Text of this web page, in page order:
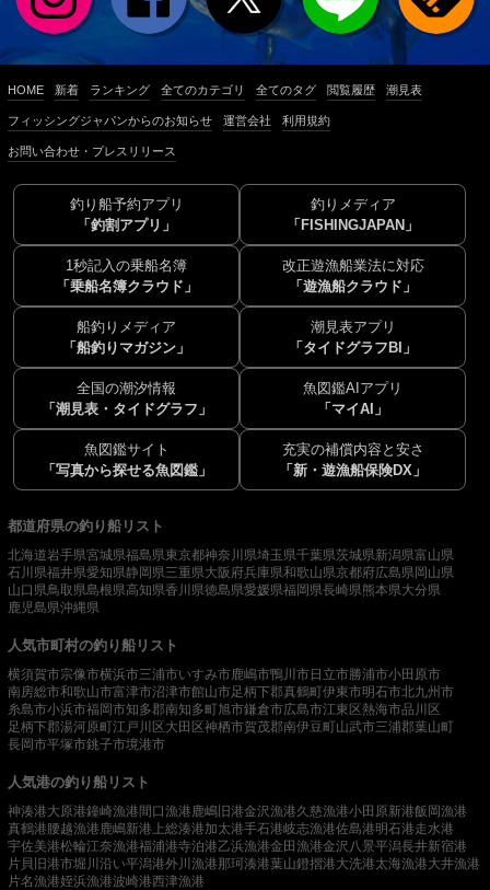
HOME 新着 ランキング 全てのカテゴリ 全てのタグ 閲覧履歴 潮見表
フィッシングジャパンからのお知らせ 運営会社 利用規約
お問い合わせ・プレスリリース
釣り船予約アプリ
「釣割アプリ」
釣りメディア
「FISHINGJAPAN」
1秒記入の乗船名簿
「乗船名簿クラウド」
改正遊漁船業法に対応
「遊漁船クラウド」
船釣りメディア
「船釣りマガジン」
潮見表アプリ
「タイドグラフBI」
全国の潮汐情報
「潮見表・タイドグラフ」
魚図鑑AIアプリ
「マイAI」
魚図鑑サイト
「写真から探せる魚図鑑」
充実の補償内容と安さ
「新・遊漁船保険DX」
都道府県の釣り船リスト
北海道岩手県宮城県福島県東京都神奈川県埼玉県千葉県茨城県新潟県富山県
石川県福井県愛知県静岡県三重県大阪府兵庫県和歌山県京都府広島県岡山県
山口県鳥取県島根県高知県香川県徳島県愛媛県福岡県長崎県熊本県大分県
鹿児島県沖縄県
人気市町村の釣り船リスト
横須賀市宗像市横浜市三浦市いすみ市鹿嶋市鴨川市日立市勝浦市小田原市
南房総市和歌山市富津市沼津市館山市足柄下郡真鶴町伊東市明石市北九州市
糸島市小浜市福岡市知多郡南知多町旭市鎌倉市広島市江東区熱海市品川区
足柄下郡湯河原町江戸川区大田区神栖市賀茂郡南伊豆町山武市三浦郡葉山町
長岡市平塚市銚子市境港市
人気港の釣り船リスト
神湊港大原港鐘崎漁港間口漁港 鹿嶋旧港金沢漁港久慈漁港小田原新港飯岡漁港
真鶴港腰越漁港 鹿嶋新港 上総湊港加太港手石港岐志漁港佐島港明石港走水港
宇佐美港松輪江奈漁港福浦港寺泊港乙浜漁港金田漁港金沢八景平潟長井新宿港
片貝旧港市堀川沿い平潟港外川漁港那珂湊港葉山鐙摺港大洗港太海漁港大井漁港
片名漁港姪浜漁港波崎港西津漁港